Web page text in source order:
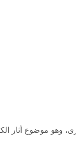
وهو موضوع أثار